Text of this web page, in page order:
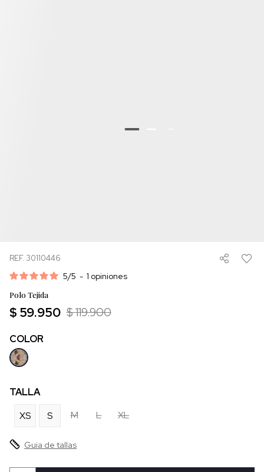
REF. 30110446
5/5 - 1 opiniones
Polo Tejida
$ 59.950 $ 119.900
COLOR
TALLA
XS
S M L XL
Guia de tallas